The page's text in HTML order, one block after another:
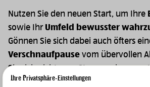
Nutzen Sie den neuen Start, um Ihre
sowie Ihr Umfeld bewusster
Gönnen Sie sich dabei auch öfters
Verschnaufpause vom übervollen
Sie sich nicht vom Stress anderer
MagazinNachhaltigkeit. Neu denken.
Ihre Privatsphäre-Einstellungen